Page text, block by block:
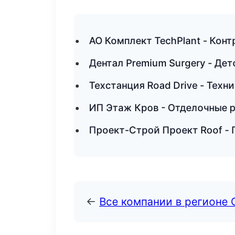
АО Комплект TechPlant -
Дентал Premium Surgery -
Техстанция Road Drive -
ИП Этаж Кров - Отделочные
Проект-Строй Проект Roof -
← Все компании в